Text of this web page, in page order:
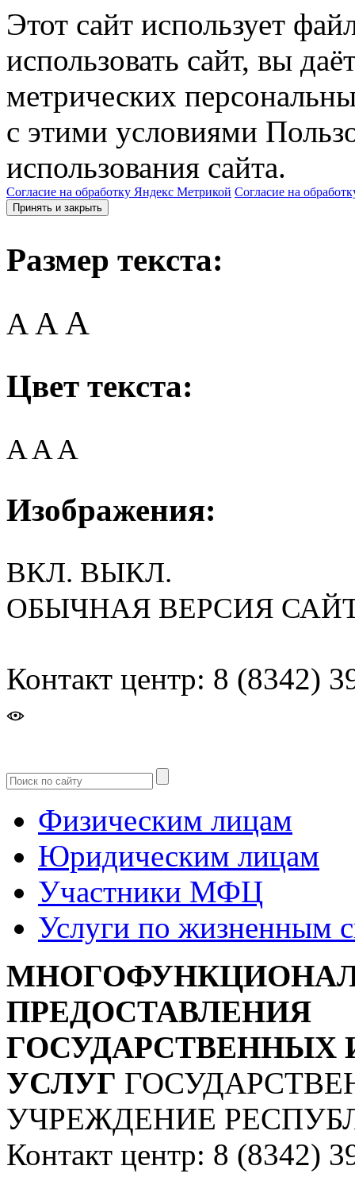
Этот сайт использует
использовать сайт, вы
метрических
с этими условиями
использования сайта.
Согласие на обработку Яндекс Метрикой Согласие на
Принять и закрыть
Размер текста:
A AA
Цвет текста:
AAA
Изображения:
ВКЛ. ВЫКЛ.
ОБЫЧНАЯ ВЕРСИЯ
Контакт центр: 8 (8342)
Физическим лицам
Юридическим лицам
Участники МФЦ
Услуги по жизненным
ПРЕДОСТАВЛЕНИЯ
УСЛУГ
УЧРЕЖДЕНИЕ
Контакт центр: 8 (8342)